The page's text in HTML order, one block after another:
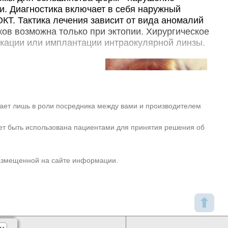
⬆
д. 87
Большевиков
д. 11, корп. 2
+7(495..показать
от 4600₽
Запись
Диагностика включает в себя наружный
Тактика лечения зависит от вида аномалий
возможна только при эктопии. Хирургическое
или имплантации интраокулярной линзы.
новорожденности
5:100 000. В
50% всех случаев
хрусталика
диагностируют у
могут развиваться
хрусталика, как первичная или
лишь в роли посредника между вами и производителем
быть использована пациентами для принятия решения об
на сайте информации.